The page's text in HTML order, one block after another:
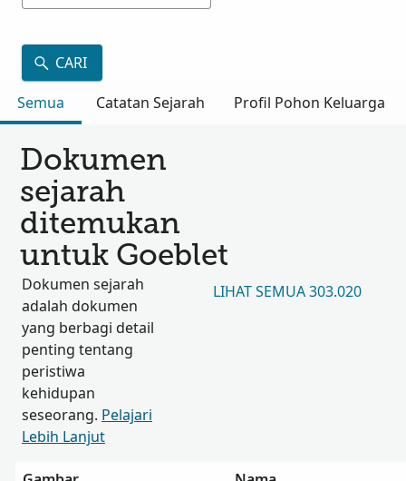
CARI
Semua
Catatan Sejarah Profil Pohon Keluarga
Dokumen
sejarah
ditemukan
untuk Goeblet
Dokumen sejarah
adalah dokumen
yang berbagi detail
penting tentang
peristiwa
kehidupan
seseorang. Pelajari
Lebih Lanjut
LIHAT SEMUA 303.020